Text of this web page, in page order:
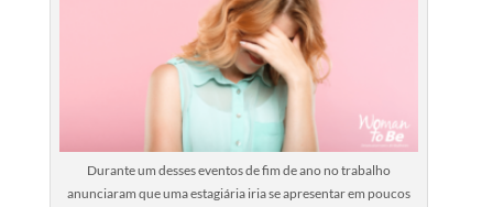
Durante um desses eventos de fim de ano no trabalho
anunciaram que uma estagiária iria se apresentar em poucos